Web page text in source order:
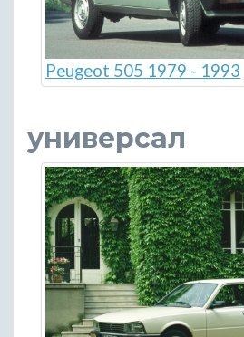
Peugeot 505 1979 - 1993
универсал